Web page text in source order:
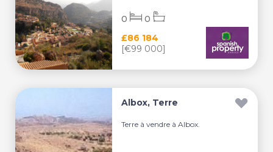
£86 184
[€99 000]
0 0
Albox, Terre
Terre à vendre à Albox.